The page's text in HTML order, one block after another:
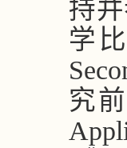
持
学
究